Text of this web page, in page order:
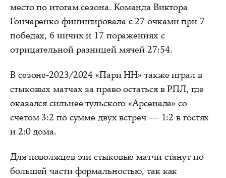
место по итогам сезона. Команда Виктора
Гончаренко финишировала с 27 очками при 7
победах, 6 ничих и 17 поражениях с
отрицательной разницей мячей 27:54.
В сезоне-2023/2024 «Пари НН» также играл в
стыковых матчах за право остаться в РПЛ, где
оказался сильнее тульского «Арсенала» со
счетом 3:2 по сумме двух встреч — 1:2 в гостях
и 2:0 дома.
Для поволжцев эти стыковые матчи станут по
большей части формальностью, так как